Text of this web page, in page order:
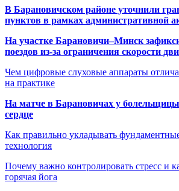
В Барановичском районе уточнили
пунктов в рамках административной
На участке Барановичи–Минск
поездов из-за ограничения скорости
Чем цифровые слуховые аппараты
на практике
На матче в Барановичах у болельщицы
сердце
Как правильно укладывать
технология
Почему важно контролировать стресс и
горячая йога